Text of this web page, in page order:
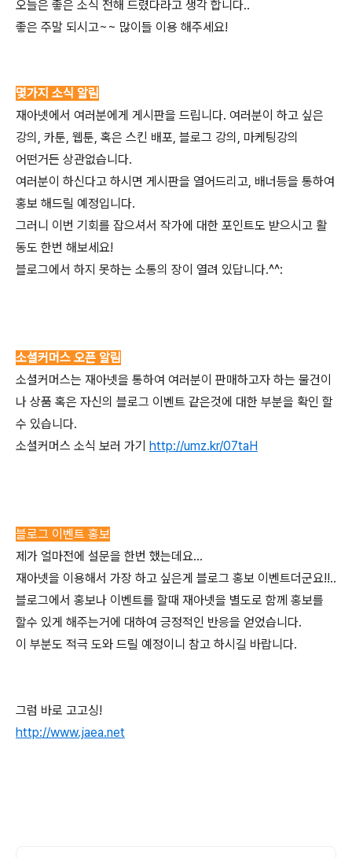
오늘은 좋은 소식 전해 드렸다라고 생각 합니다..
좋은 주말 되시고~~ 많이들 이용 해주세요!
몇가지 소식 알림
재아넷에서 여러분에게 게시판을 드립니다. 여러분이 하고 싶은
강의, 카툰, 웹툰, 혹은 스킨 배포, 블로그 강의, 마케팅강의
어떤거든 상관없습니다.
여러분이 하신다고 하시면 게시판을 열어드리고, 배너등을 통하여
홍보 해드릴 예정입니다.
그러니 이번 기회를 잡으셔서 작가에 대한 포인트도 받으시고 활
동도 한번 해보세요!
블로그에서 하지 못하는 소통의 장이 열려 있답니다.^^:
소셜커머스 오픈 알림
소셜커머스는 재아넷을 통하여 여러분이 판매하고자 하는 물건이
나 상품 혹은 자신의 블로그 이벤트 같은것에 대한 부분을 확인 할
수 있습니다.
소셜커머스 소식 보러 가기 http://umz.kr/07taH
블로그 이벤트 홍보
제가 얼마전에 설문을 한번 했는데요...
재아넷을 이용해서 가장 하고 싶은게 블로그 홍보 이벤트더군요!!..
블로그에서 홍보나 이벤트를 할때 재아넷을 별도로 함께 홍보를
할수 있게 해주는거에 대하여 긍정적인 반응을 얻었습니다.
이 부분도 적극 도와 드릴 예정이니 참고 하시길 바랍니다.
그럼 바로 고고싱!
http://www.jaea.net